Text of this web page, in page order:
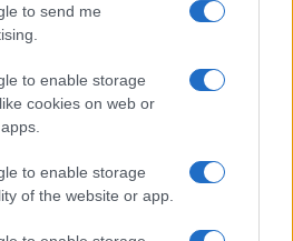
to send me
to enable storage
cookies on web or
to enable storage
of the website or app.
και Ενέργειας καλεί τους
εργασιών είναι κρίσιμη,
την τελική προθεσμία
και όχι ένα ενδιάμεσο